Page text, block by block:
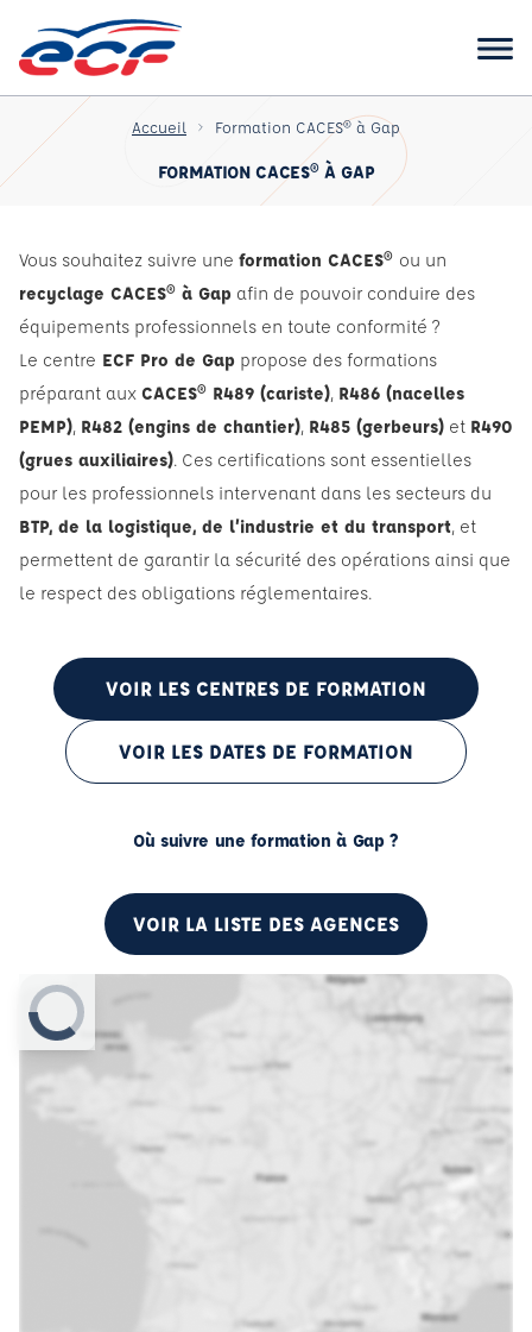
Accueil Formation CACES® à Gap
FORMATION CACES® À GAP
Vous souhaitez suivre une formation CACES® ou un
recyclage CACES® à Gap afin de pouvoir conduire des
équipements professionnels en toute conformité ?
Le centre ECF Pro de Gap propose des formations
préparant aux CACES® R489 (cariste), R486 (nacelles
PEMP), R482 (engins de chantier), R485 (gerbeurs) et R490
(grues auxiliaires). Ces certifications sont essentielles
pour les professionnels intervenant dans les secteurs du
BTP, de la logistique, de l’industrie et du transport, et
permettent de garantir la sécurité des opérations ainsi que
le respect des obligations réglementaires.
VOIR LES CENTRES DE FORMATION
VOIR LES DATES DE FORMATION
Où suivre une formation à Gap ?
VOIR LA LISTE DES AGENCES